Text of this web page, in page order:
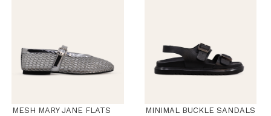
MESH MARY JANE FLATS MINIMAL BUCKLE SANDALS